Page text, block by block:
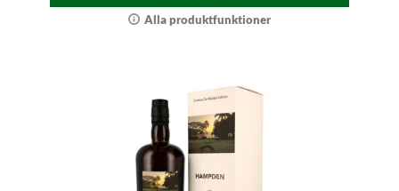
Alla produktfunktioner